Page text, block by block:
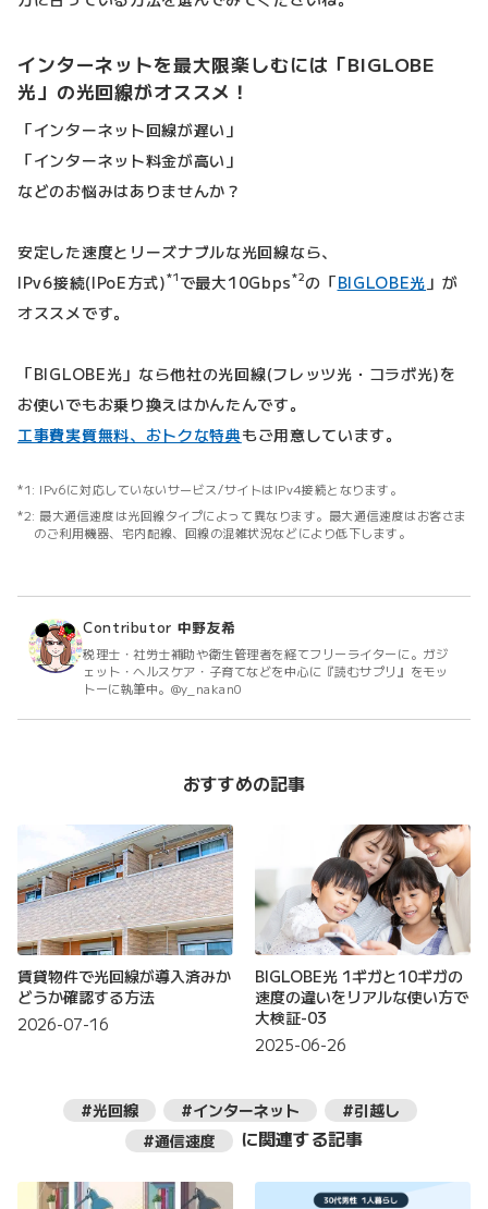
インターネットを最大限楽しむには「BIGLOBE
光」の光回線がオススメ！
「インターネット回線が遅い」
「インターネット料金が高い」
などのお悩みはありませんか？
安定した速度とリーズナブルな光回線なら、
IPv6接続(IPoE方式)*1 で最大10Gbps*2の「BIGLOBE光 」が
オススメです。
「BIGLOBE光」なら他社の光回線(フレッツ光・コラボ光)を
お使いでもお乗り換えはかんたんです。
工事費実質無料、おトクな特典もご用意しています。
IPv6に対応していないサービス/サイトはIPv4接続となります。
最大通信速度は光回線タイプによって異なります。最大通信速度はお客さま
のご利用機器、宅内配線、回線の混雑状況などにより低下します。
Contributor 中野友希
税理士・社労士補助や衛生管理者を経てフリーライターに。ガジ
ェット・ヘルスケア・子育てなどを中心に『読むサプリ』をモッ
トーに執筆中。@y_nakan0
おすすめの記事
賃貸物件で光回線が導入済みか
どうか確認する方法
2026-07-16
BIGLOBE光 1ギガと10ギガの
速度の違いをリアルな使い方で
大検証-03
2025-06-26
#光回線 #インターネット
#引越し
#通信速度
に関連する記事